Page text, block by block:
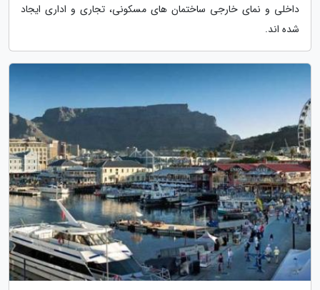
داخلی و نمای خارجی ساختمان های مسکونی، تجاری و اداری ایجاد
شده اند.